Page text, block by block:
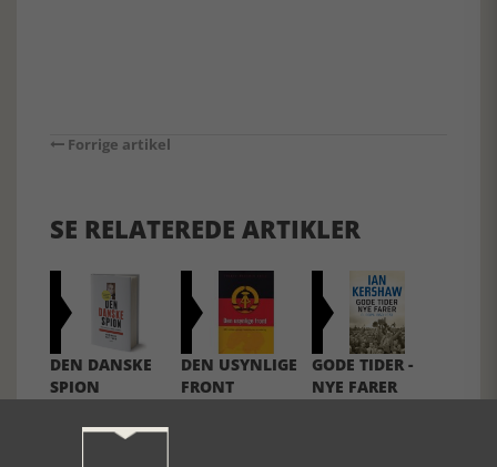
Forrige artikel
SE RELATEREDE ARTIKLER
DEN DANSKE
SPION
DEN USYNLIGE
FRONT
GODE TIDER -
NYE FARER